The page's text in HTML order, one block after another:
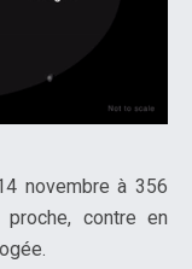
novembre à 356
contre en